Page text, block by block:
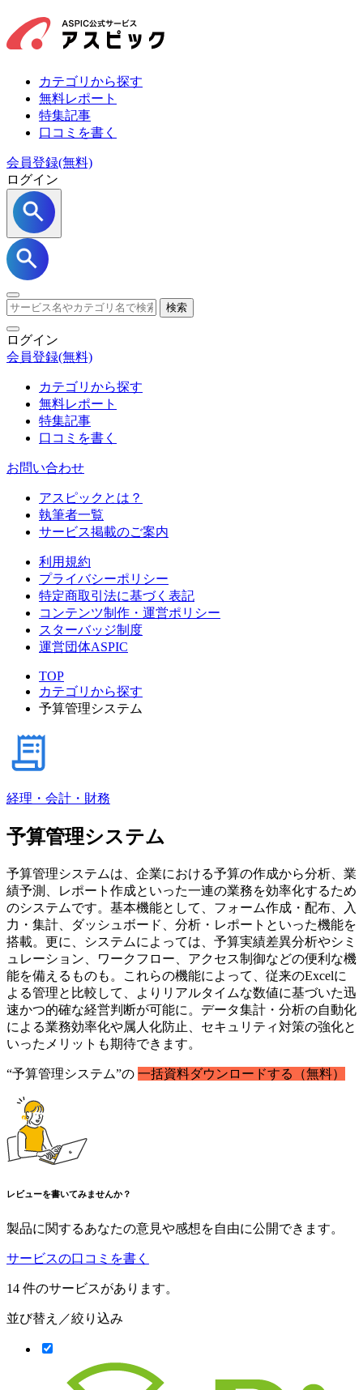
カテゴリから探す
無料レポート
特集記事
口コミを書く
会員登録(無料)
ログイン
検索
ログイン
会員登録(無料)
カテゴリから探す
無料レポート
特集記事
口コミを書く
お問い合わせ
アスピックとは？
執筆者一覧
サービス掲載のご案内
利用規約
プライバシーポリシー
特定商取引法に基づく表記
コンテンツ制作・運営ポリシー
スターバッジ制度
運営団体ASPIC
TOP
カテゴリから探す
予算管理システム
経理・会計・財務
予算管理システム
予算管理システムは、企業における予算の作成から分析、業
績予測、レポート作成といった一連の業務を効率化するため
のシステムです。基本機能として、フォーム作成・配布、入
力・集計、ダッシュボード、分析・レポートといった機能を
搭載。更に、システムによっては、予算実績差異分析やシミ
ュレーション、ワークフロー、アクセス制御などの便利な機
能を備えるものも。これらの機能によって、従来のExcelに
よる管理と比較して、よりリアルタイムな数値に基づいた迅
速かつ的確な経営判断が可能に。データ集計・分析の自動化
による業務効率化や属人化防止、セキュリティ対策の強化と
いったメリットも期待できます。
“予算管理システム”の 一括資料ダウンロードする（無料）
レビューを書いてみませんか？
製品に関するあなたの意見や感想を自由に公開できます。
サービスの口コミを書く
14 件のサービスがあります。
並び替え／絞り込み